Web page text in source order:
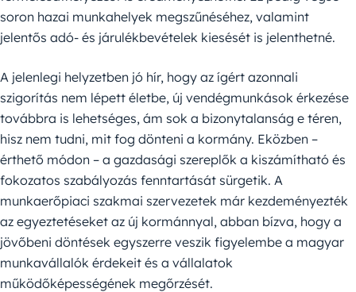
soron hazai munkahelyek megszűnéséhez, valamint
jelentős adó- és járulékbevételek kiesését is jelenthetné.
A jelenlegi helyzetben jó hír, hogy az ígért azonnali
szigorítás nem lépett életbe, új vendégmunkások érkezése
továbbra is lehetséges, ám sok a bizonytalanság e téren,
hisz nem tudni, mit fog dönteni a kormány. Eközben –
érthető módon – a gazdasági szereplők a kiszámítható és
fokozatos szabályozás fenntartását sürgetik. A
munkaerőpiaci szakmai szervezetek már kezdeményezték
az egyeztetéseket az új kormánnyal, abban bízva, hogy a
jövőbeni döntések egyszerre veszik figyelembe a magyar
munkavállalók érdekeit és a vállalatok
működőképességének megőrzését.